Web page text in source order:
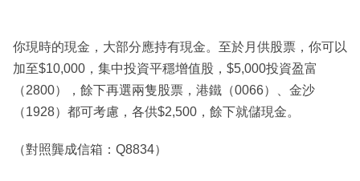
你現時的現金，大部分應持有現金。至於月供股票，你可以
加至$10,000，集中投資平穩增值股，$5,000投資盈富
（2800），餘下再選兩隻股票，港鐵（0066）、金沙
（1928）都可考慮，各供$2,500，餘下就儲現金。
（對照龔成信箱：Q8834）